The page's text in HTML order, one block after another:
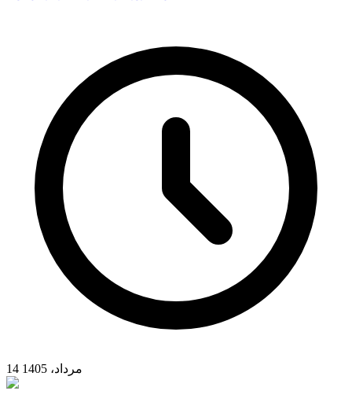
14 مرداد، 1405